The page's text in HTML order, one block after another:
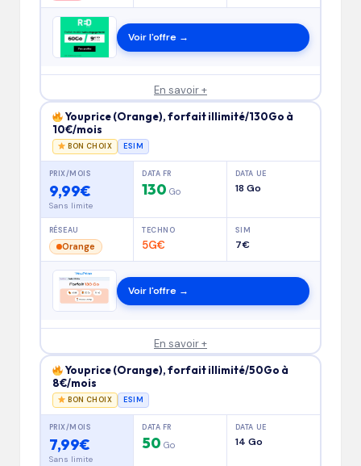
Voir l'offre →
En savoir +
Youprice (Orange), forfait illimité/130Go à
10€/mois
BON CHOIX ESIM
PRIX/MOIS
9,99€
Sans limite
DATA FR
130 Go
DATA UE
18 Go
RÉSEAU
Orange
TECHNO
5G€
SIM
7€
Voir l'offre →
En savoir +
Youprice (Orange), forfait illimité/50Go à
8€/mois
BON CHOIX ESIM
PRIX/MOIS
7,99€
Sans limite
DATA FR
50 Go
DATA UE
14 Go